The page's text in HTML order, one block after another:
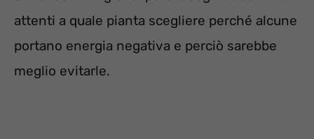
attenti a quale pianta scegliere perché alcune
portano energia negativa e perciò sarebbe
meglio evitarle.